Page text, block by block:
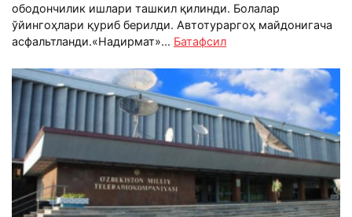
ободончилик ишлари ташкил қилинди. Болалар
ўйингоҳлари қуриб берилди. Автотураргоҳ майдонигача
асфальтланди.«Надирмат»... Батафсил